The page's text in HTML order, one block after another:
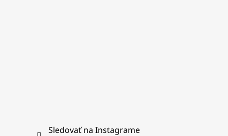
Sledovať na Instagrame